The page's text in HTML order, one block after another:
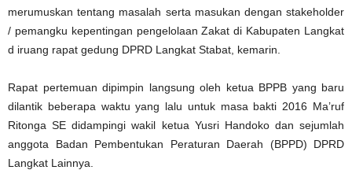
merumuskan tentang masalah serta masukan dengan stakeholder
/ pemangku kepentingan pengelolaan Zakat di Kabupaten Langkat
d iruang rapat gedung DPRD Langkat Stabat, kemarin.
Rapat pertemuan dipimpin langsung oleh ketua BPPB yang baru
dilantik beberapa waktu yang lalu untuk masa bakti 2016 Ma’ruf
Ritonga SE didampingi wakil ketua Yusri Handoko dan sejumlah
anggota Badan Pembentukan Peraturan Daerah (BPPD) DPRD
Langkat Lainnya.